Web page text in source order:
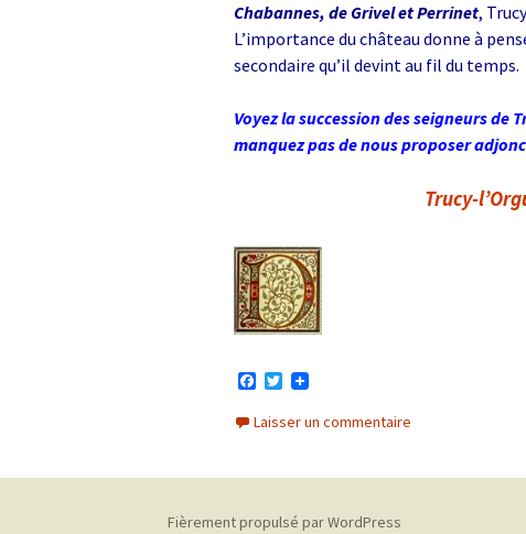
Chabannes, de Grivel et Perrinet,
L’importance du château donne à
secondaire qu’il devint au fil du temps.
Voyez la succession des seigneurs de
manquez pas de nous proposer
Trucy-
c
e
T
i
t
Laisser un commentaire
Fièrement propulsé par WordPress